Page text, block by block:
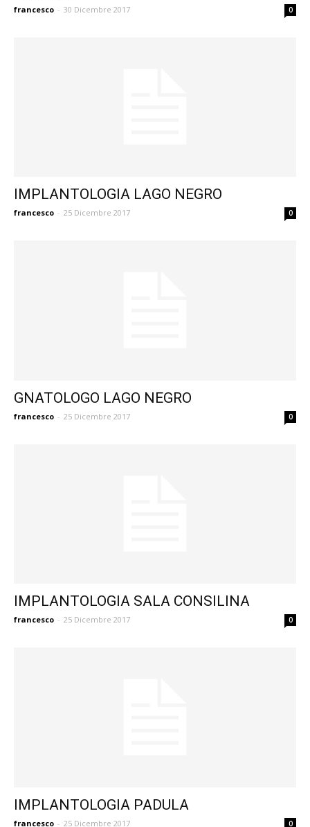
francesco - 30 Dicembre 2017 0
IMPLANTOLOGIA LAGO NEGRO
francesco - 25 Dicembre 2017 0
GNATOLOGO LAGO NEGRO
francesco - 25 Dicembre 2017 0
IMPLANTOLOGIA SALA CONSILINA
francesco - 25 Dicembre 2017 0
IMPLANTOLOGIA PADULA
francesco - 25 Dicembre 2017 0